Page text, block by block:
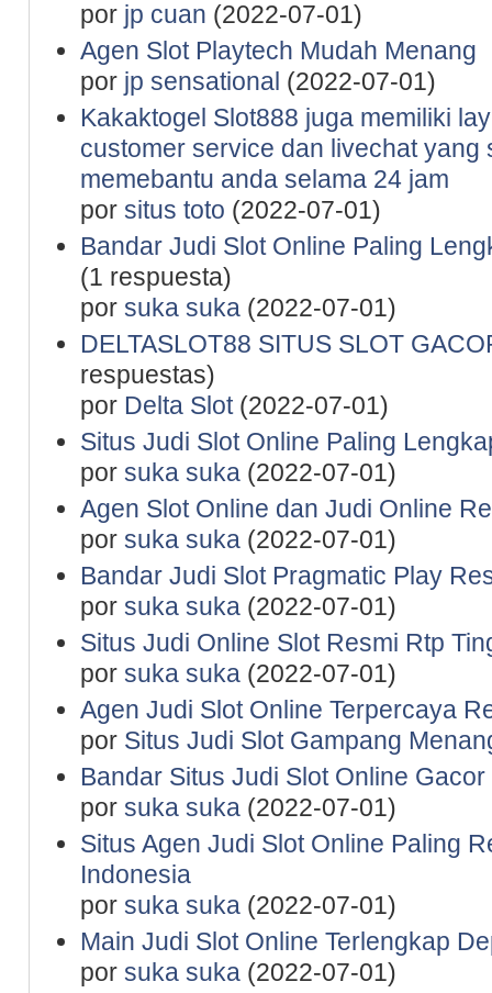
por jp cuan (2022-07-01)
Agen Slot Playtech Mudah Menang
por jp sensational (2022-07-01)
Kakaktogel Slot888 juga memiliki
customer service dan livechat yang
memebantu anda selama 24 jam
por situs toto (2022-07-01)
Bandar Judi Slot Online Paling
(1 respuesta)
por suka suka(2022-07-01)
DELTASLOT88 SITUS SLOT
respuestas)
por Delta Slot(2022-07-01)
Situs Judi Slot Online Paling
por suka suka(2022-07-01)
Agen Slot Online dan Judi Online
por suka suka(2022-07-01)
Bandar Judi Slot Pragmatic Play
por suka suka(2022-07-01)
Situs Judi Online Slot Resmi Rtp
por suka suka(2022-07-01)
Agen Judi Slot Online Terpercaya
por Situs Judi Slot Gampang
Bandar Situs Judi Slot Online
por suka suka(2022-07-01)
Situs Agen Judi Slot Online Paling
Indonesia
por suka suka(2022-07-01)
Main Judi Slot Online Terlengkap
por suka suka(2022-07-01)